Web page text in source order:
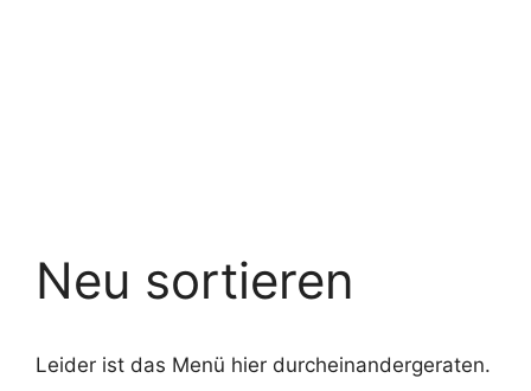
Neu sortieren
Leider ist das Menü hier durcheinandergeraten.